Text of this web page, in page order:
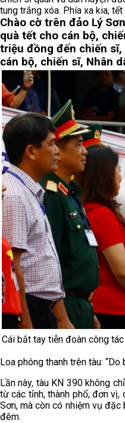
tung trắng xóa. Phía xa kia,
Chào cờ trên đảo Lý Sơn
quà tết cho cán bộ,
triệu đồng đến chiến sĩ,
cán bộ, chiến sĩ, Nhân
Cái bắt tay tiễn đoàn công
Loa phóng thanh trên tàu:
Lần này, tàu KN 390 không
từ các tỉnh, thành phố, đơn vị,
Sơn, mà còn có nhiệm vụ đặc
đêm.